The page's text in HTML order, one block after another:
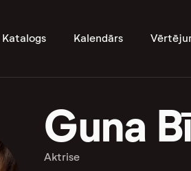
Katalogs Kalendārs
Guna
Aktrise